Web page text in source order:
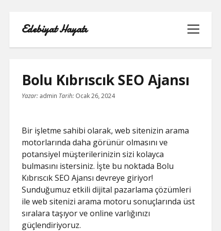
Edebiyat Hayatı
menüyü
aç
LISTE
SAYFA LISTESI
SHORTS ABONE KASMA HILESI
PARASIZ
TWITTER GIZLI İÇERIK GÖRME
Bolu Kıbrıscık SEO Ajansı
Yazar: admin Tarih: Ocak 26, 2024
Bir işletme sahibi olarak, web sitenizin arama
motorlarında daha görünür olmasını ve
potansiyel müşterilerinizin sizi kolayca
bulmasını istersiniz. İşte bu noktada Bolu
Kıbrıscık SEO Ajansı devreye giriyor!
Sunduğumuz etkili dijital pazarlama çözümleri
ile web sitenizi arama motoru sonuçlarında üst
sıralara taşıyor ve online varlığınızı
güçlendiriyoruz.